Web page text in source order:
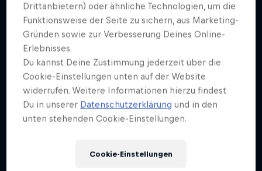
Drittanbietern) oder ähnliche Technologien, um die
Funktionsweise der Seite zu sichern, aus Marketing-
Gründen sowie zur Verbesserung Deines Online-
Erlebnisses.
Du kannst Deine Zustimmung jederzeit über die
Cookie-Einstellungen unten auf der Website
widerrufen. Weitere Informationen hierzu findest
Du in unserer Datenschutzerklärung und in den
unten stehenden Cookie-Einstellungen.
Cookie-Einstellungen